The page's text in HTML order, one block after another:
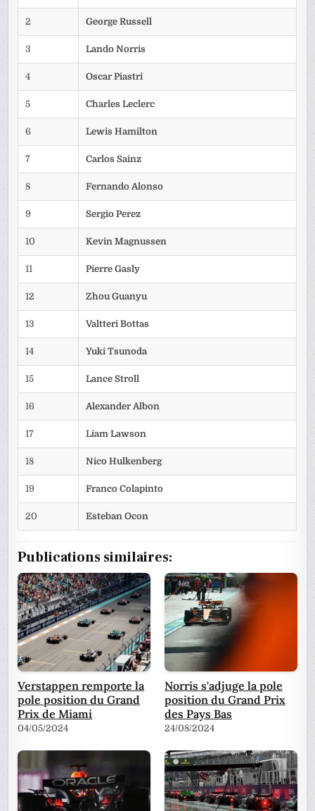
2 George Russell
3 Lando Norris
4 Oscar Piastri
5 Charles Leclerc
6 Lewis Hamilton
7 Carlos Sainz
8 Fernando Alonso
9 Sergio Perez
10 Kevin Magnussen
11 Pierre Gasly
12 Zhou Guanyu
13 Valtteri Bottas
14 Yuki Tsunoda
15 Lance Stroll
16 Alexander Albon
17 Liam Lawson
18 Nico Hulkenberg
19 Franco Colapinto
20 Esteban Ocon
Publications similaires:
Verstappen remporte la
pole position du Grand
Prix de Miami
04/05/2024
Norris s'adjuge la pole
position du Grand Prix
des Pays Bas
24/08/2024